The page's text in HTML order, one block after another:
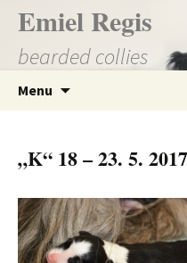
Přejít
obsahu
Emiel Regis
bearded collies
Menu
„K“ 18 – 23. 5. 2017